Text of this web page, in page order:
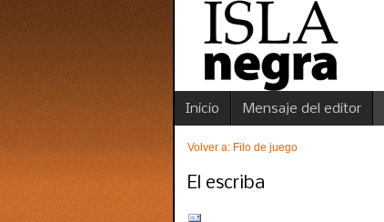
Inicio Mensaje del editor
Volver a: Filo de juego
El escriba